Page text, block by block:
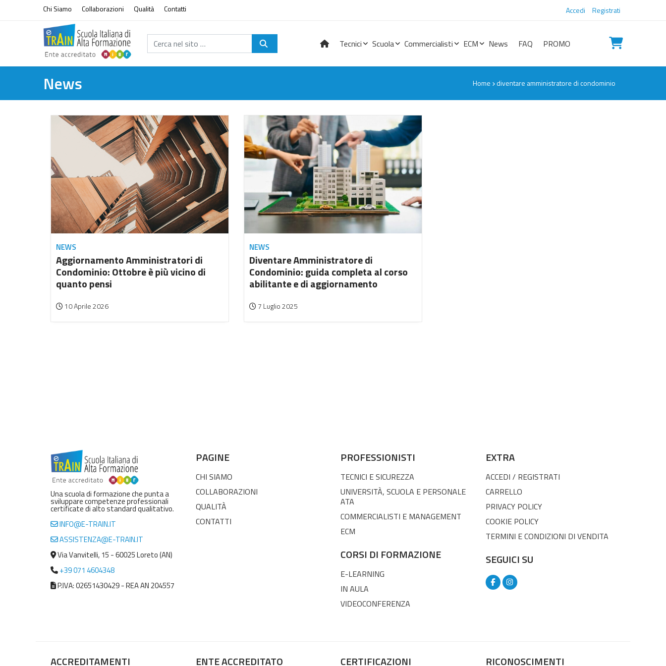
Vai al contenuto
Chi Siamo Collaborazioni Qualità Contatti Accedi Registrati
Cerca nel sito... Tecnici Scuola Commercialisti ECM News FAQ PROMO
News Home diventare amministratore di condominio
NEWS
Aggiornamento Amministratori di
Condominio: Ottobre è più vicino di
quanto pensi
10 Aprile 2026
NEWS
Diventare Amministratore di
Condominio: guida completa al corso
abilitante e di aggiornamento
7 Luglio 2025
Una scuola di formazione che punta a
sviluppare competenze professionali
certificate di alto standard qualitativo.
INFO@E-TRAIN.IT
ASSISTENZA@E-TRAIN.IT
Via Vanvitelli, 15 - 60025 Loreto (AN)
+39 071 4604348
P.IVA: 02651430429 - REA AN 204557
PAGINE
CHI SIAMO
COLLABORAZIONI
QUALITÀ
CONTATTI
PROFESSIONISTI
TECNICI E SICUREZZA
UNIVERSITÀ, SCUOLA E PERSONALE
ATA
COMMERCIALISTI E MANAGEMENT
ECM
CORSI DI FORMAZIONE
E-LEARNING
IN AULA
VIDEOCONFERENZA
EXTRA
ACCEDI / REGISTRATI
CARRELLO
PRIVACY POLICY
COOKIE POLICY
TERMINI E CONDIZIONI DI VENDITA
SEGUICI SU
ACCREDITAMENTI ENTE ACCREDITATO CERTIFICAZIONI RICONOSCIMENTI